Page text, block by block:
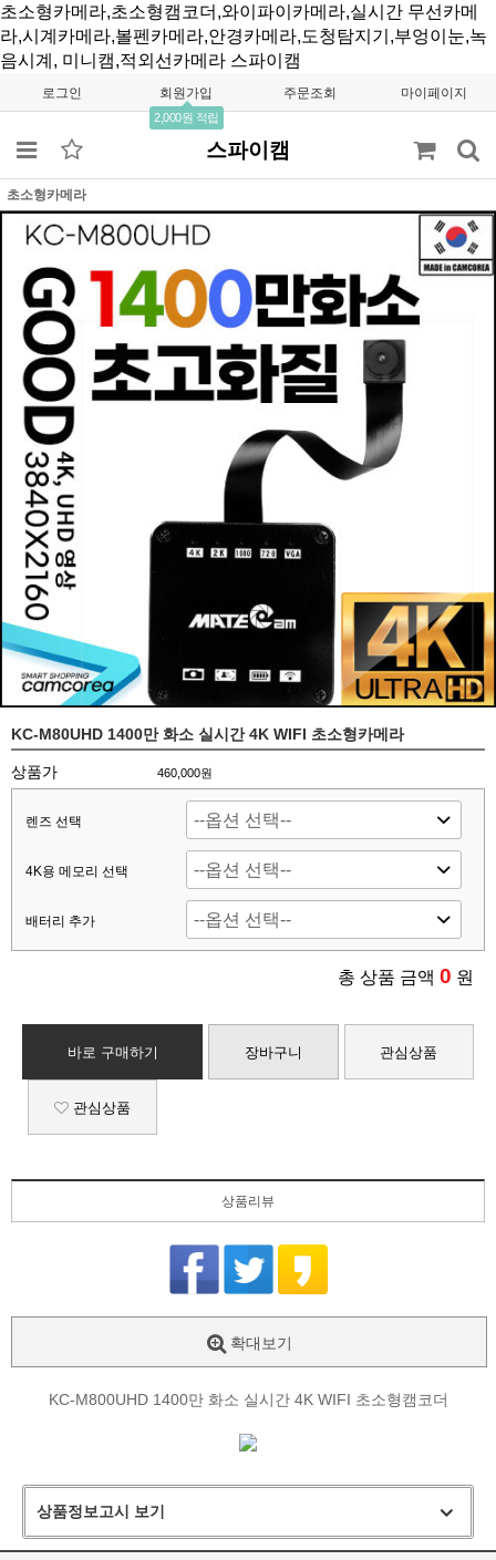
초소형카메라,초소형캠코더,와이파이카메라,실시간 무선카메
라,시계카메라,볼펜카메라,안경카메라,도청탐지기,부엉이눈,녹
음시계, 미니캠,적외선카메라 스파이캠
로그인 회원가입
2,000원 적립
주문조회 마이페이지
스파이캠
초소형카메라
KC-M80UHD 1400만 화소 실시간 4K WIFI 초소형카메라
상품가 460,000원
렌즈 선택
4K용 메모리 선택
배터리 추가
총 상품 금액 0 원
바로 구매하기 장바구니 관심상품
관심상품
상품리뷰
확대보기
KC-M800UHD 1400만 화소 실시간 4K WIFI 초소형캠코더
상품정보고시 보기